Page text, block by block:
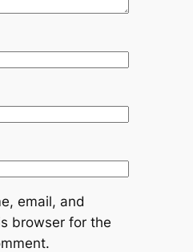
email, and
browser for the